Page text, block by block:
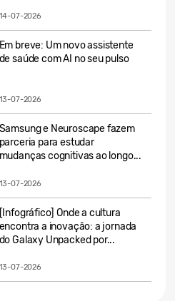
14-07-2026
Em breve: Um novo assistente
de saúde com AI no seu pulso
13-07-2026
Samsung e Neuroscape fazem
parceria para estudar
mudanças cognitivas ao longo...
13-07-2026
[Infográfico] Onde a cultura
encontra a inovação: a jornada
do Galaxy Unpacked por...
13-07-2026